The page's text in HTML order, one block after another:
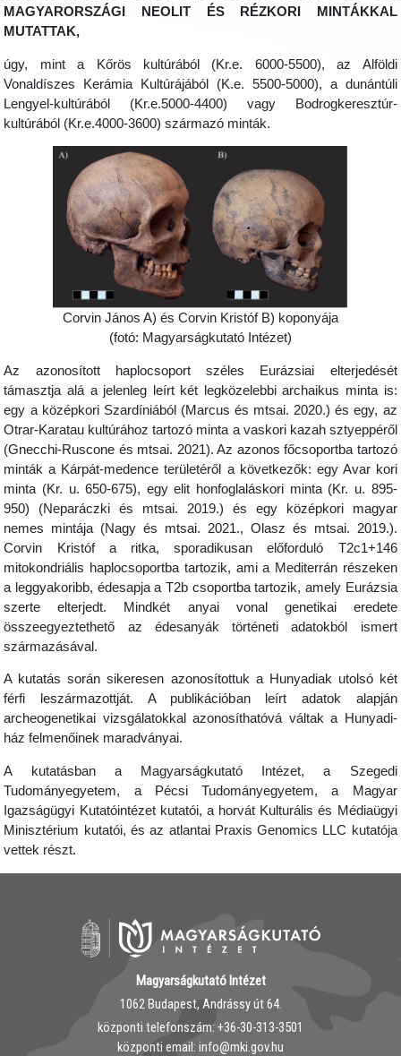
MAGYARORSZÁGI NEOLIT ÉS RÉZKORI MINTÁKKAL
MUTATTAK,
úgy, mint a Kőrös kultúrából (Kr.e. 6000-5500), az Alföldi
Vonaldíszes Kerámia Kultúrájából (K.e. 5500-5000), a dunántúli
Lengyel-kultúrából (Kr.e.5000-4400) vagy Bodrogkeresztúr-
kultúrából (Kr.e.4000-3600) származó minták.
Corvin János A) és Corvin Kristóf B) koponyája
(fotó: Magyarságkutató Intézet)
Az azonosított haplocsoport széles Eurázsiai elterjedését
támasztja alá a jelenleg leírt két legközelebbi archaikus minta is:
egy a középkori Szardíniából (Marcus és mtsai. 2020.) és egy, az
Otrar-Karatau kultúrához tartozó minta a vaskori kazah sztyeppéről
(Gnecchi-Ruscone és mtsai. 2021). Az azonos főcsoportba tartozó
minták a Kárpát-medence területéről a következők: egy Avar kori
minta (Kr. u. 650-675), egy elit honfoglaláskori minta (Kr. u. 895-
950) (Neparáczki és mtsai. 2019.) és egy középkori magyar
nemes mintája (Nagy és mtsai. 2021., Olasz és mtsai. 2019.).
Corvin Kristóf a ritka, sporadikusan előforduló T2c1+146
mitokondriális haplocsoportba tartozik, ami a Mediterrán részeken
a leggyakoribb, édesapja a T2b csoportba tartozik, amely Eurázsia
szerte elterjedt. Mindkét anyai vonal genetikai eredete
összeegyeztethető az édesanyák történeti adatokból ismert
származásával.
A kutatás során sikeresen azonosítottuk a Hunyadiak utolsó két
férfi leszármazottját. A publikációban leírt adatok alapján
archeogenetikai vizsgálatokkal azonosíthatóvá váltak a Hunyadi-
ház felmenőinek maradványai.
A kutatásban a Magyarságkutató Intézet, a Szegedi
Tudományegyetem, a Pécsi Tudományegyetem, a Magyar
Igazságügyi Kutatóintézet kutatói, a horvát Kulturális és Médiaügyi
Minisztérium kutatói, és az atlantai Praxis Genomics LLC kutatója
vettek részt.
Magyarságkutató Intézet
1062 Budapest, Andrássy út 64.
központi telefonszám: ‭+36-30-313-3501
központi email: info@mki.gov.hu